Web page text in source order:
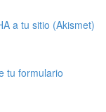
a tu sitio (Akismet)
tu formulario